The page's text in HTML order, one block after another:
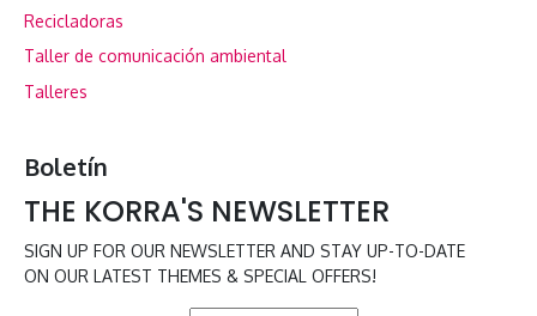
Recicladoras
Taller de comunicación ambiental
Talleres
Boletín
THE KORRA'S NEWSLETTER
SIGN UP FOR OUR NEWSLETTER AND STAY UP-TO-DATE
ON OUR LATEST THEMES & SPECIAL OFFERS!